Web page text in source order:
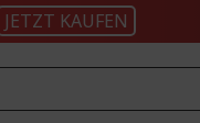
JETZT KAUFEN